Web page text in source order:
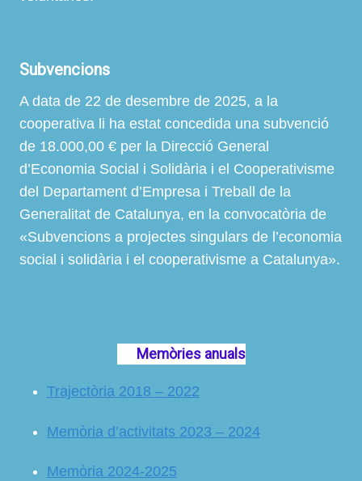
A data de 22 de desembre de 2025, a la
cooperativa li ha estat concedida una subvenció
de 18.000,00 € per la Direcció General
d’Economia Social i Solidària i el Cooperativisme
del Departament d’Empresa i Treball de la
Generalitat de Catalunya, en la convocatòria de
«Subvencions a projectes singulars de l’economia
social i solidària i el cooperativisme a Catalunya».
Subvencions
Trajectòria 2018 – 2022
Memòria d’activitats 2023 – 2024
Memòria 2024-2025
Memòries anuals